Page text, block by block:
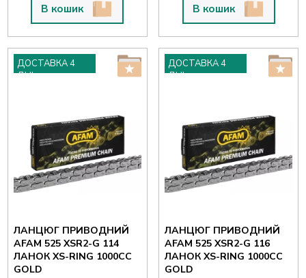
В кошик В кошик
ДОСТАВКА 4
ДНІ
ЛАНЦЮГ ПРИВОДНИЙ
AFAM 525 XSR2-G 114
ЛАНОК XS-RING 1000CC
GOLD
ДОСТАВКА 4
ДНІ
ЛАНЦЮГ ПРИВОДНИЙ
AFAM 525 XSR2-G 116
ЛАНОК XS-RING 1000CC
GOLD